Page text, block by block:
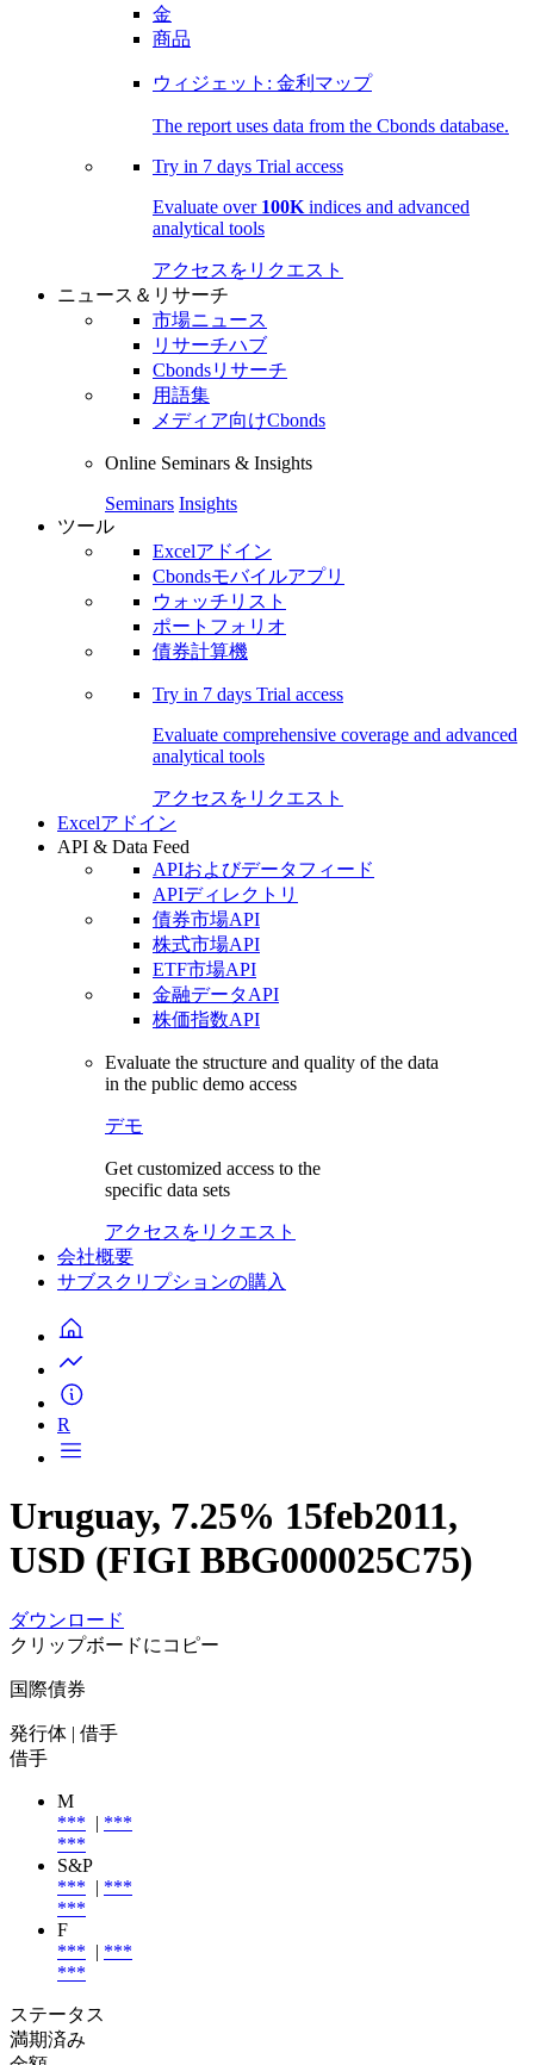
金
商品
ウィジェット: 金利マップ
The report uses data from the Cbonds database.
Try in 7 days Trial access
Evaluate over 100K indices and advanced
analytical tools
アクセスをリクエスト
ニュース＆リサーチ
市場ニュース
リサーチハブ
Cbondsリサーチ
用語集
メディア向けCbonds
Online Seminars & Insights
Seminars Insights
ツール
Excelアドイン
Cbondsモバイルアプリ
ウォッチリスト
ポートフォリオ
債券計算機
Try in 7 days Trial access
Evaluate comprehensive coverage and advanced
analytical tools
アクセスをリクエスト
Excelアドイン
API & Data Feed
APIおよびデータフィード
APIディレクトリ
債券市場API
株式市場API
ETF市場API
金融データAPI
株価指数API
Evaluate the structure and quality of the data
in the public demo access
デモ
Get customized access to the
specific data sets
アクセスをリクエスト
会社概要
サブスクリプションの購入
R
Uruguay, 7.25% 15feb2011,
USD (FIGI BBG000025C75)
ダウンロード
クリップボードにコピー
国際債券
発行体 | 借手
借手
M
*** | ***
***
S&P
*** | ***
***
F
*** | ***
***
ステータス
満期済み